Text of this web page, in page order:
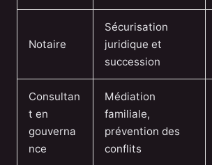
Notaire
Sécurisation
juridique et
succession
Consultan
t en
gouverna
nce
Médiation
familiale,
prévention des
conflits